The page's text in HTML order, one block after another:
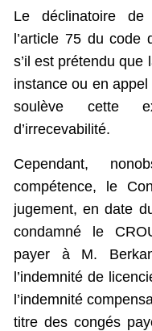
Le déclinatoire
l’article 75 du
s’il est prétendu
instance ou en
soulève cette
d’irrecevabilité.
Cependant,
compétence, le
jugement, en date
condamné le
payer à M.
l’indemnité de
l’indemnité
titre des congés